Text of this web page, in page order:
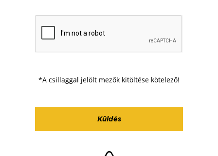
*A csillaggal jelölt mezők kitöltése kötelező!